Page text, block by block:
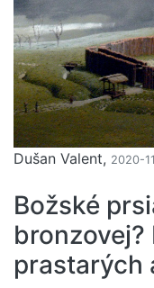
Dušan Valent, 2020-
Božské
prastarých